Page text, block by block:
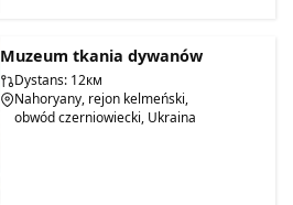
Muzeum tkania dywanów
Dystans: 12км
Nahoryany, rejon kelmeński,
obwód czerniowiecki, Ukraina